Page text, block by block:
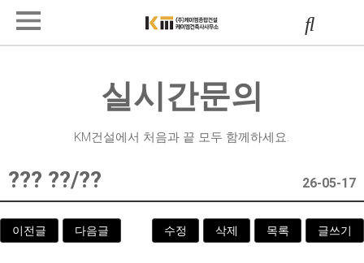
실시간문의
KM건설에서 처음과 끝 모두 함께하세요.
??? ??/?? 26-05-17
이전글 다음글 수정 삭제 목록 글쓰기